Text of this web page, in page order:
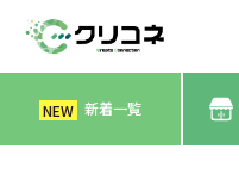
NEW 新着一覧